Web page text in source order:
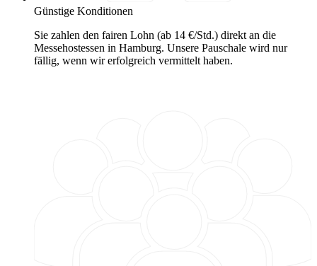
Günstige Konditionen
Sie zahlen den fairen Lohn (ab 14 €/Std.) direkt an die
Messehostessen in Hamburg. Unsere Pauschale wird nur
fällig, wenn wir erfolgreich vermittelt haben.